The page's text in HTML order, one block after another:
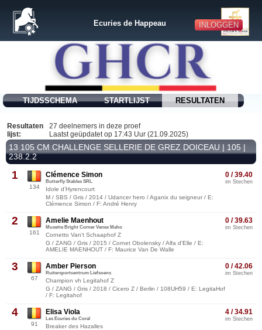
INLOGGEN
Ecuries de Happeau
TIJDSSCHEMA STARTLIJST RESULTATEN
Resultaten
lijst:
27 deelnemers in deze proef
Laatst geüpdatet op 17:43 Uur (21.09.2025)
13 105 CM CHALLENGE SELLERIE DE GREZ DOICEAU | 105 |
238.2.2
1
134
0 / 39.40
im Stechen
Clémence Simon
Butterfly Stables SRL
Idole d’Hyrencourt
M / SBS / Gris / 2014 / Udancer hero / Aganix du seigneur / E:
Clémence Simon / F: André Henry
2
161
0 / 39.63
im Stechen
Amelie Maenhout
Musette Bright Corner Venex Maho
Cornetto Van't Schaaphof Z
G / ZANG / Gris / 2015 / Cornet Obolensky / Alfa d'Elle / E:
AMELIE MAENHOUT / F: Maurice Van De Walle
3
67
0 / 42.06
im Stechen
Amber Pierson
Ruitersportcentrum Liefsoens
Champion vh Legitahof Z
G / ZANG / Gris / 2018 / Cicero Z / Berlin / 108UH59 / E: LegitaHof
/ F: Legitahof
4
91
4 / 34.91
im Stechen
Elisa Viola
Les Ecuries du Coral
Breaker des Hazalles